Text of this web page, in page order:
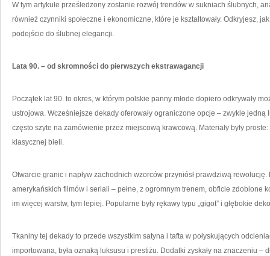
W tym artykule prześledzony zostanie rozwój trendów w sukniach ślubnych,
również czynniki społeczne i ekonomiczne, które je kształtowały. Odkryjesz,
podejście do ślubnej elegancji.
Lata 90. – od skromności do pierwszych ekstrawagancji
Początek lat 90. to okres, w którym polskie panny młode dopiero odkrywały
ustrojowa. Wcześniejsze dekady oferowały ograniczone opcje – zwykle
często szyte na zamówienie przez miejscową krawcową. Materiały były
klasycznej bieli.
Otwarcie granic i napływ zachodnich wzorców przyniósł prawdziwą
amerykańskich filmów i seriali – pełne, z ogromnym trenem, obficie zdobione
im więcej warstw, tym lepiej. Popularne były rękawy typu „gigot” i głębokie
Tkaniny tej dekady to przede wszystkim satyna i tafta w połyskujących
importowana, była oznaką luksusu i prestiżu. Dodatki zyskały na znaczeniu –